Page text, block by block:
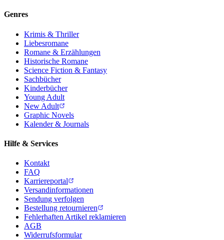
Genres
Krimis & Thriller
Liebesromane
Romane & Erzählungen
Historische Romane
Science Fiction & Fantasy
Sachbücher
Kinderbücher
Young Adult
New Adult
Graphic Novels
Kalender & Journals
Hilfe & Services
Kontakt
FAQ
Karriereportal
Versandinformationen
Sendung verfolgen
Bestellung retournieren
Fehlerhaften Artikel reklamieren
AGB
Widerrufsformular